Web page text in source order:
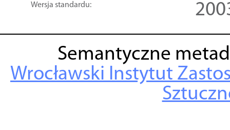
Wersja standardu:
Semantyczne
Wrocławski Instytut